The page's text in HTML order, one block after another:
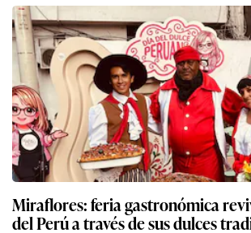
Miraflores: feria gastronómica
del Perú a través de sus dulces